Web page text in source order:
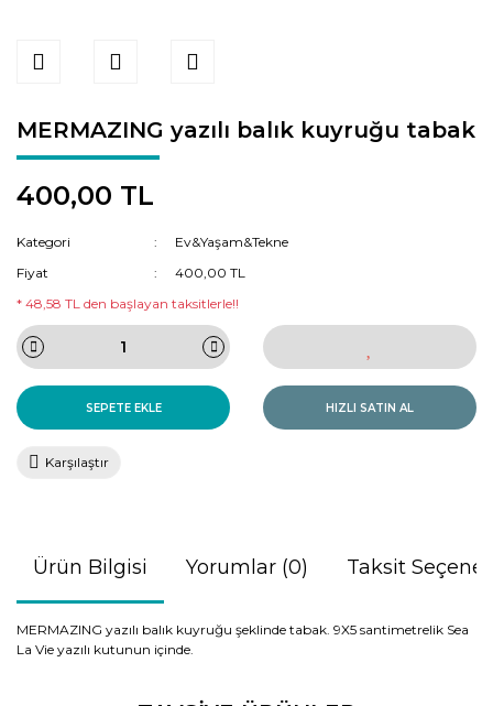
MERMAZING yazılı balık kuyruğu tabak
400,00 TL
Kategori
Ev&Yaşam&Tekne
Fiyat
400,00 TL
* 48,58 TL den başlayan taksitlerle!!
SEPETE EKLE HIZLI SATIN AL
Karşılaştır
Ürün Bilgisi Yorumlar (0) Taksit
MERMAZING yazılı balık kuyruğu şeklinde tabak. 9X5 santimetrelik Sea
La Vie yazılı kutunun içinde.